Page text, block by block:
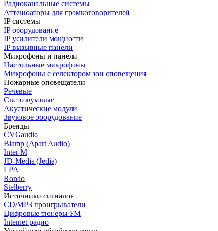
Радиоканальные системы
Аттенюаторы для громкоговорителей
IP системы
IP оборудование
IP усилители мощности
IP вызывные панели
Микрофоны и панели
Настольные микрофоны
Микрофоны с селектором зон оповещения
Пожарные оповещатели
Речевые
Светозвуковые
Акустические модули
Звуковое оборудование
Бренды
CVGaudio
Biamp (Apart Audio)
Inter-M
JD-Media (Jedia)
LPA
Rondo
Stelberry
Источники сигналов
CD/MP3 проигрыватели
Цифровые тюнеры FM
Internet радио